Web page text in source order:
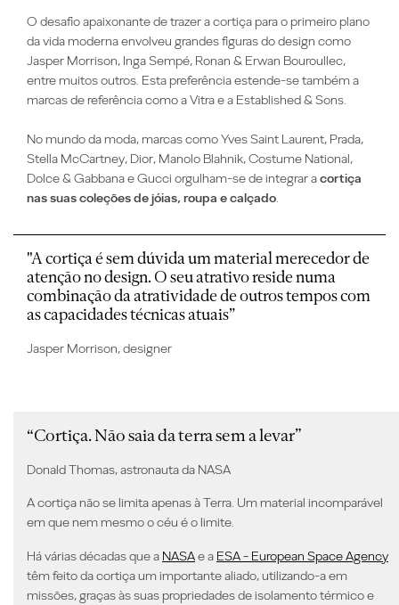
O desafio apaixonante de trazer a cortiça para o primeiro plano
da vida moderna envolveu grandes figuras do design como
Jasper Morrison, Inga Sempé, Ronan & Erwan Bouroullec,
entre muitos outros. Esta preferência estende-se também a
marcas de referência como a Vitra e a Established & Sons.
No mundo da moda, marcas como Yves Saint Laurent, Prada,
Stella McCartney, Dior, Manolo Blahnik, Costume National,
Dolce & Gabbana e Gucci orgulham-se de integrar acortiça
nas suas coleções de jóias, roupa e calçado.
"A cortiça é sem dúvida um material merecedor de
atenção no design. O seu atrativo reside numa
combinação da atratividade de outros tempos com
as capacidades técnicas atuais”
Jasper Morrison, designer
“Cortiça. Não saia da terra sem a levar”
Donald Thomas, astronauta da NASA
A cortiça não se limita apenas à Terra. Um material incomparável
em que nem mesmo o céu é o limite.
Há várias décadas que a NASAe a ESA - European Space Agency
têm feito da cortiça um importante aliado, utilizando-a em
missões, graças às suas propriedades de isolamento térmico e